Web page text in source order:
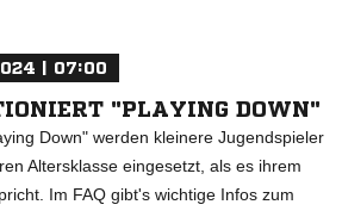
| 07:00
"PLAYING DOWN"
Down" werden kleinere Jugendspieler
Altersklasse eingesetzt, als es ihrem
Im FAQ gibt's wichtige Infos zum